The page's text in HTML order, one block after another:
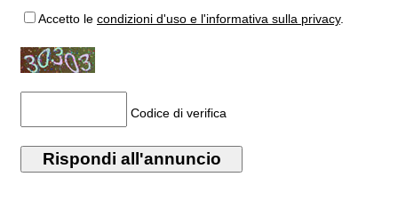
Accetto le condizioni d'uso e l'informativa sulla privacy.
Codice di verifica